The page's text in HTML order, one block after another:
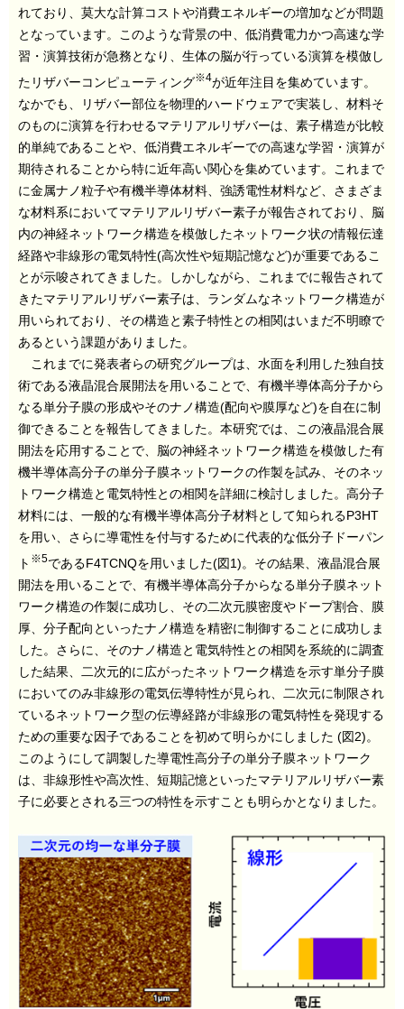
れており、莫大な計算コストや消費エネルギーの増加などが問題
となっています。このような背景の中、低消費電力かつ高速な学
習・演算技術が急務となり、生体の脳が行っている演算を模倣し
たリザバーコンピューティング※4が近年注目を集めています。
なかでも、リザバー部位を物理的ハードウェアで実装し、材料そ
のものに演算を行わせるマテリアルリザバーは、素子構造が比較
的単純であることや、低消費エネルギーでの高速な学習・演算が
期待されることから特に近年高い関心を集めています。これまで
に金属ナノ粒子や有機半導体材料、強誘電性材料など、さまざま
な材料系においてマテリアルリザバー素子が報告されており、脳
内の神経ネットワーク構造を模倣したネットワーク状の情報伝達
経路や非線形の電気特性(高次性や短期記憶など)が重要であるこ
とが示唆されてきました。しかしながら、これまでに報告されて
きたマテリアルリザバー素子は、ランダムなネットワーク構造が
用いられており、その構造と素子特性との相関はいまだ不明瞭で
あるという課題がありました。
これまでに発表者らの研究グループは、水面を利用した独自技
術である液晶混合展開法を用いることで、有機半導体高分子から
なる単分子膜の形成やそのナノ構造(配向や膜厚など)を自在に制
御できることを報告してきました。本研究では、この液晶混合展
開法を応用することで、脳の神経ネットワーク構造を模倣した有
機半導体高分子の単分子膜ネットワークの作製を試み、そのネッ
トワーク構造と電気特性との相関を詳細に検討しました。高分子
材料には、一般的な有機半導体高分子材料として知られるP3HT
を用い、さらに導電性を付与するために代表的な低分子ドーパン
ト ※5であるF4TCNQを用いました(図1)。その結果、液晶混合展
開法を用いることで、有機半導体高分子からなる単分子膜ネット
ワーク構造の作製に成功し、その二次元膜密度やドープ割合、膜
厚、分子配向といったナノ構造を精密に制御することに成功しま
した。さらに、そのナノ構造と電気特性との相関を系統的に調査
した結果、二次元的に広がったネットワーク構造を示す単分子膜
においてのみ非線形の電気伝導特性が見られ、二次元に制限され
ているネットワーク型の伝導経路が非線形の電気特性を発現する
ための重要な因子であることを初めて明らかにしました (図2)。
このようにして調製した導電性高分子の単分子膜ネットワーク
は、非線形性や高次性、短期記憶といったマテリアルリザバー素
子に必要とされる三つの特性を示すことも明らかとなりました。